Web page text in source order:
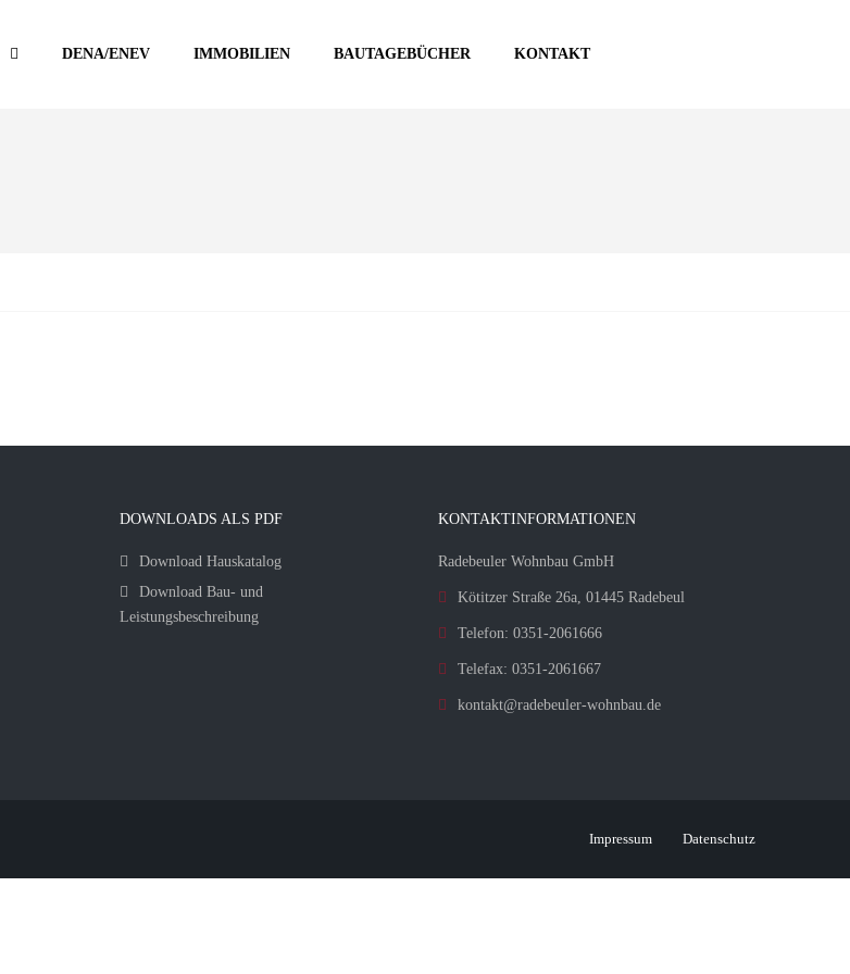
DENA/ENEV IMMOBILIEN BAUTAGEBÜCHER KONTAKT
DOWNLOADS ALS PDF
Download Hauskatalog
Download Bau- und
Leistungsbeschreibung
KONTAKTINFORMATIONEN
Radebeuler Wohnbau GmbH
Kötitzer Straße 26a, 01445 Radebeul
Telefon: 0351-2061666
Telefax: 0351-2061667
kontakt@radebeuler-wohnbau.de
Impressum Datenschutz